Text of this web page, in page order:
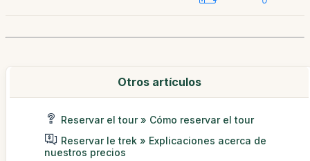
Otros artículos
Reservar el tour » Cómo reservar el tour
Reservar le trek » Explicaciones acerca de
nuestros precios